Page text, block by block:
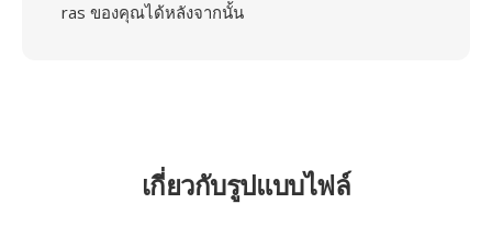
ras ของคุณได้หลังจากนั้น
เกี่ยวกับรูปแบบไฟล์